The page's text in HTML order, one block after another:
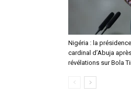
Nigéria : la
cardinal d’Abuja
révélations sur Bola